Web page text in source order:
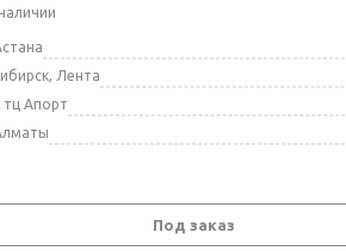
Лента
Апорт
Под заказ